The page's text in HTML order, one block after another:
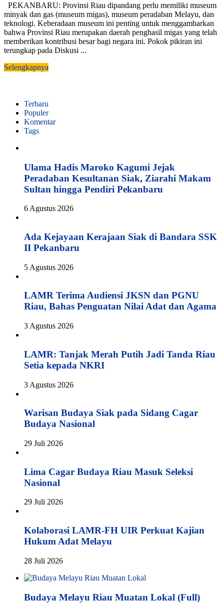
PEKANBARU: Provinsi Riau dipandang perlu memiliki museum
minyak dan gas (museum migas), museum peradaban Melayu, dan
teknologi. Keberadaan museum ini penting untuk menggambarkan
bahwa Provinsi Riau merupakan daerah penghasil migas yang telah
memberikan kontribusi besar bagi negara ini. Pokok pikiran ini
terungkap pada Diskusi ...
Selengkapnya
Terbaru
Populer
Komentar
Tags
Ulama Hadis Maroko Kagumi Jejak
Peradaban Kesultanan Siak, Ziarahi Makam
Sultan hingga Pendiri Pekanbaru
6 Agustus 2026
Ada Kejayaan Kerajaan Siak di Bandara SSK
II Pekanbaru
5 Agustus 2026
LAMR Terima Audiensi JKSN dan PGNU
Riau, Bahas Penguatan Nilai Adat dan Agama
3 Agustus 2026
LAMR: Tanjak Merah Putih Jadi Tanda Riau
Setia kepada NKRI
3 Agustus 2026
Warisan Budaya Siak pada Sidang Cagar
Budaya Nasional
29 Juli 2026
Lima Cagar Budaya Riau Masuk Seleksi
Nasional
29 Juli 2026
Kolaborasi LAMR-FH UIR Perkuat Kajian
Hukum Adat Melayu
28 Juli 2026
Budaya Melayu Riau Muatan Lokal (Full)